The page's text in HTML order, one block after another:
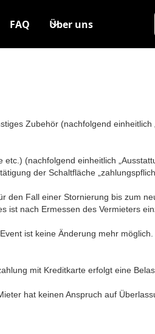
FAQ Über uns
Zubehör (nachfolgend einheitlich
(nachfolgend einheitlich
der Schaltfläche
den Fall einer Stornierung bis zum
ist nach Ermessen des Vermieters
ist keine Änderung mehr möglich.
mit Kreditkarte erfolgt eine
hat keinen Anspruch auf